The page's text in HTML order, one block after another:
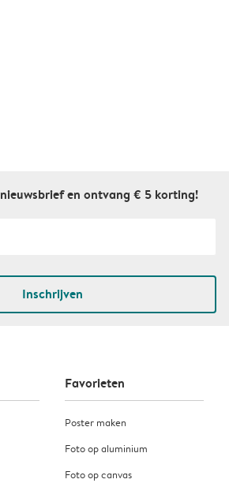
pagination
en ontvang € 5 korting!
Inschrijven
Favorieten
Poster maken
Foto op aluminium
Foto op canvas